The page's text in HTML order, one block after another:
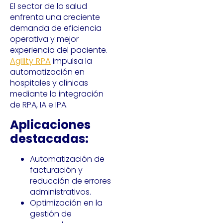
El sector de la salud
enfrenta una creciente
demanda de eficiencia
operativa y mejor
experiencia del paciente.
Agility RPA impulsa la
automatización en
hospitales y clínicas
mediante la integración
de RPA, IA e IPA.
Aplicaciones
destacadas:
Automatización de
facturación y
reducción de errores
administrativos.
Optimización en la
gestión de